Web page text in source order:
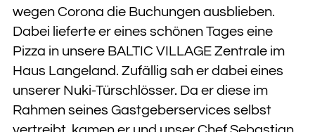
wegen Corona die Buchungen ausblieben.
Dabei lieferte er eines schönen Tages eine
Pizza in unsere BALTIC VILLAGE Zentrale im
Haus Langeland. Zufällig sah er dabei eines
unserer Nuki-Türschlösser. Da er diese im
Rahmen seines Gastgeberservices selbst